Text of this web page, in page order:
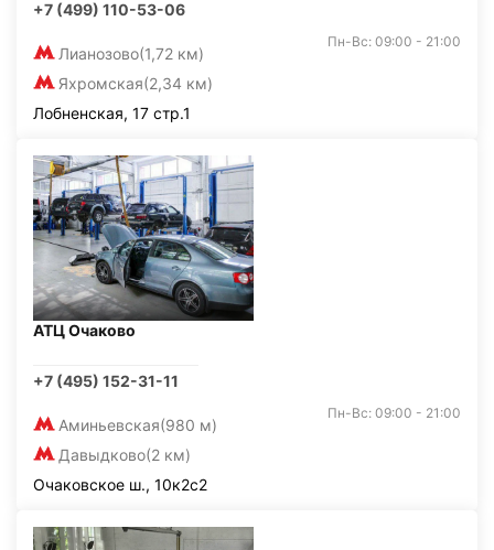
+7 (499) 110-53-06
Лианозово(1,72 км)
Яхромская(2,34 км)
Пн-Вс: 09:00 - 21:00
Лобненская, 17 стр.1
АТЦ Очаково
+7 (495) 152-31-11
Аминьевская(980 м)
Давыдково(2 км)
Пн-Вс: 09:00 - 21:00
Очаковское ш., 10к2с2